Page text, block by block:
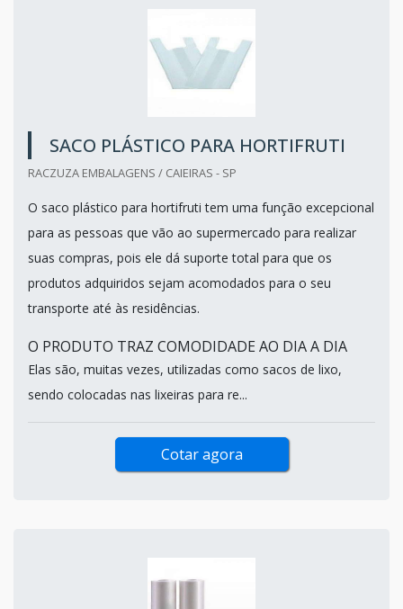
SACO PLÁSTICO PARA HORTIFRUTI
RACZUZA EMBALAGENS / CAIEIRAS - SP
O saco plástico para hortifruti tem uma função excepcional
para as pessoas que vão ao supermercado para realizar
suas compras, pois ele dá suporte total para que os
produtos adquiridos sejam acomodados para o seu
transporte até às residências.
O PRODUTO TRAZ COMODIDADE AO DIA A DIA
Elas são, muitas vezes, utilizadas como sacos de lixo,
sendo colocadas nas lixeiras para re...
Cotar agora